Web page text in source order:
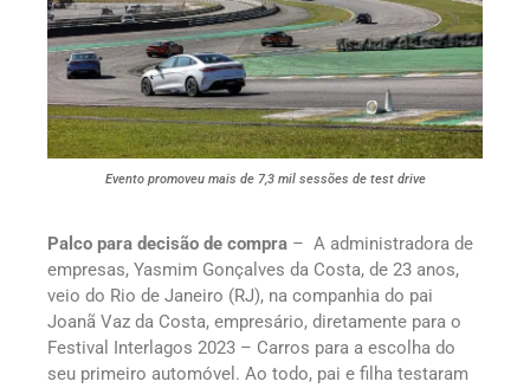
Evento promoveu mais de 7,3 mil sessões de test drive
Palco para decisão de compra – A administradora de
empresas, Yasmim Gonçalves da Costa, de 23 anos,
veio do Rio de Janeiro (RJ), na companhia do pai
Joanã Vaz da Costa, empresário, diretamente para o
Festival Interlagos 2023 – Carros para a escolha do
seu primeiro automóvel. Ao todo, pai e filha testaram